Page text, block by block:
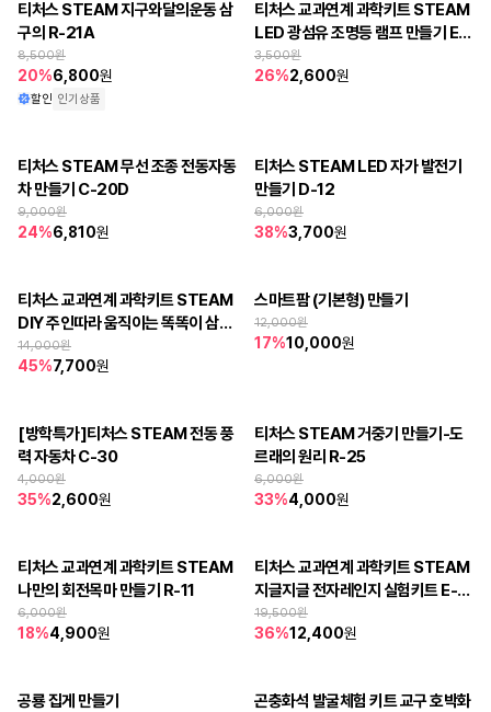
티처스 STEAM 지구와달의운동 삼
구의 R-21A
8,500원
20%6,800원
할인 인기상품
티처스 교과연계 과학키트 STEAM
LED 광섬유 조명등 램프 만들기 E-
23
3,500원
26%2,600원
티처스 STEAM 무선 조종 전동자동
차 만들기 C-20D
9,000원
24%6,810원
티처스 STEAM LED 자가 발전기
만들기 D-12
6,000원
38%3,700원
티처스 교과연계 과학키트 STEAM
DIY 주인따라 움직이는 똑똑이 삼륜
자동차 A-13
14,000원
45%7,700원
스마트팜 (기본형) 만들기
12,000원
17%10,000원
[방학특가]티처스 STEAM 전동 풍
력 자동차 C-30
4,000원
35%2,600원
티처스 STEAM 거중기 만들기-도
르래의 원리 R-25
6,000원
33%4,000원
티처스 교과연계 과학키트 STEAM
나만의 회전목마 만들기 R-11
6,000원
18%4,900원
티처스 교과연계 과학키트 STEAM
지글지글 전자레인지 실험키트 E-0
7
19,500원
36%12,400원
공룡 집게 만들기
곤충화석 발굴체험 키트 교구 호박화